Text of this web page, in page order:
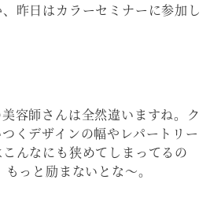
昨日はカラーセミナーに参加し
容師さんは全然違いますね。ク
くデザインの幅やレパートリー
んなにも狭めてしまってるの
っと励まないとな〜。